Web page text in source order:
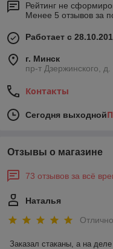
Рейтинг не
Менее 5 отзывов за
Работает с
г. Минск
пр-т Дзержинского,
Контакты
Сегодня выходной
Отзывы о магазине
73 отзывов за всё
Наталья
Отлично
Заказал стаканы, а на